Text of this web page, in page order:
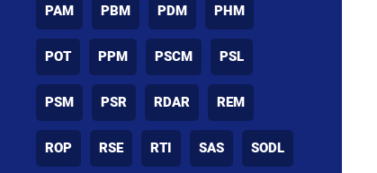
PAM PBM PDM PHM
POT PPM PSCM PSL
PSM PSR RDAR REM
ROP RSE RTI SAS SODL